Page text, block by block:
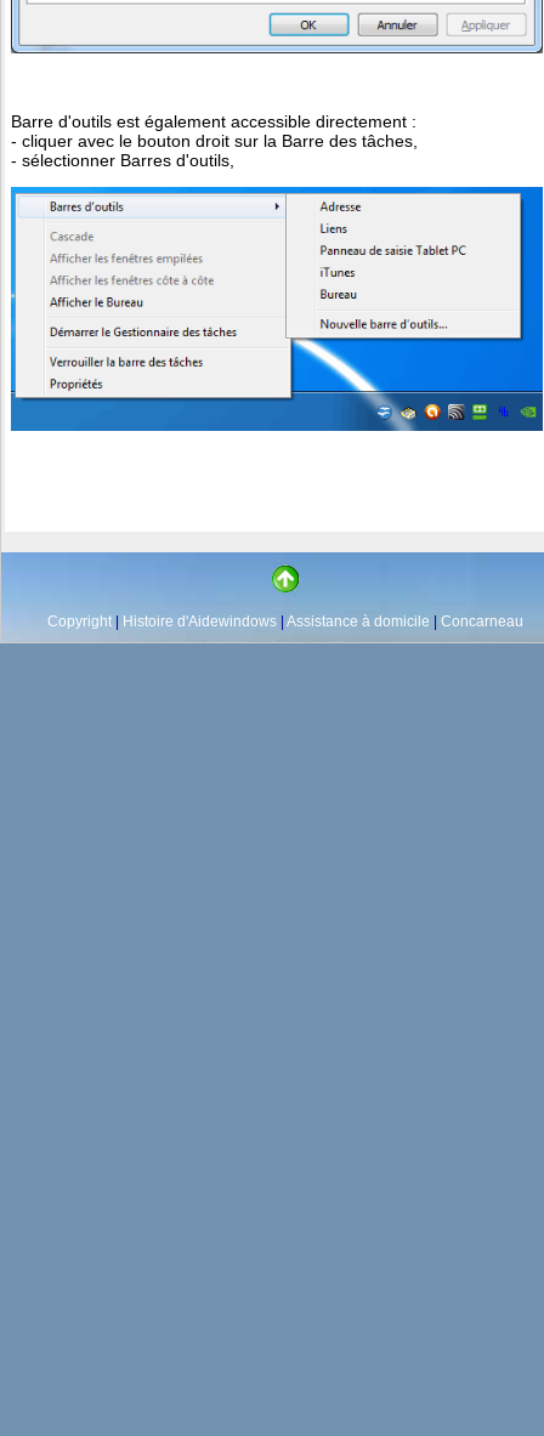
Barre d'outils est également accessible directement :
- cliquer avec le bouton droit sur la Barre des tâches,
- sélectionner Barres d'outils,
Copyright| Histoire d'Aidewindows Assistance à domicile Concarneau